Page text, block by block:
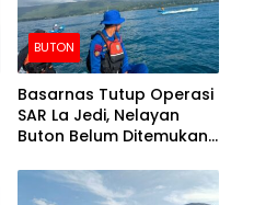
BUTON
Basarnas Tutup Operasi
SAR La Jedi, Nelayan
Buton Belum Ditemukan